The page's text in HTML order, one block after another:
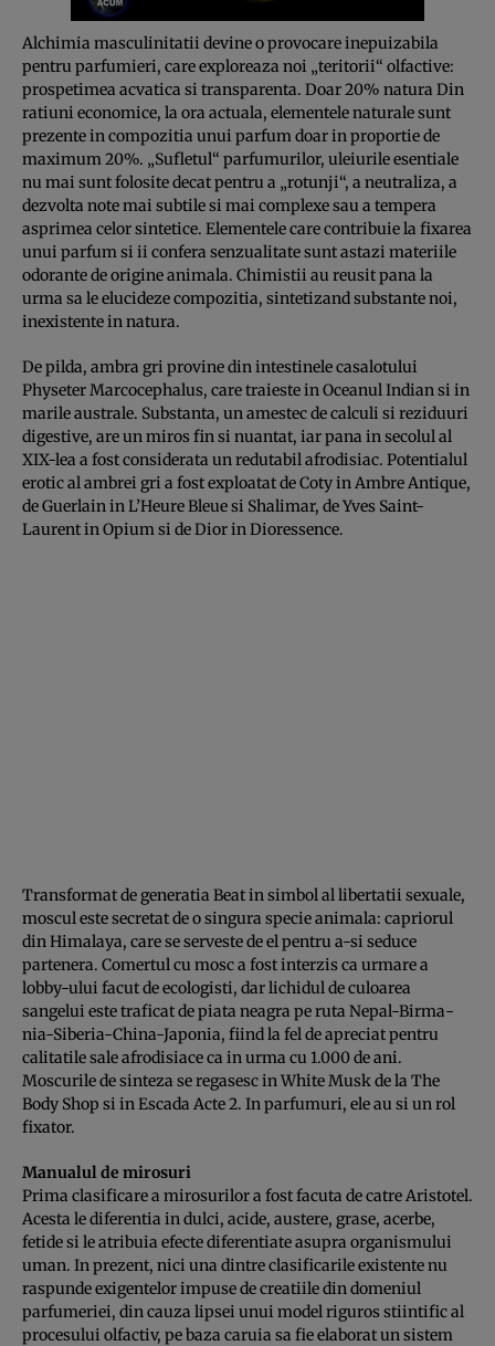
Alchimia masculinitatii devine o pro­vocare inepuizabila
pentru parfumieri, care exploreaza noi „teritorii“ olfac­ti­ve:
prospetimea acvatica si transparenta. Doar 20% natura Din
ratiuni economice, la ora actuala, elementele naturale sunt
prezente in compozitia unui parfum doar in proportie de
maximum 20%. „Sufle­tul“ parfumurilor, uleiurile esentiale
nu mai sunt folosite decat pentru a „rotunji“, a neutraliza, a
dezvolta note mai subtile si mai complexe sau a tempera
asprimea celor sintetice. Elementele care contribuie la fixa­rea
unui parfum si ii confera senzuali­tate sunt astazi materiile
odorante de origine animala. Chimistii au reusit pana la
urma sa le elucideze compozi­tia, sintetizand substante noi,
inexisten­te in natura.
De pilda, ambra gri provine din intestinele casalotului
Physeter Marcocephalus, care traieste in Oceanul Indian si in
marile australe. Substanta, un amestec de calculi si reziduuri
digestive, are un miros fin si nuantat, iar pana in secolul al
XIX-lea a fost considerata un redutabil afrodisiac. Potentialul
erotic al ambrei gri a fost exploatat de Coty in Ambre Antique,
de Guerlain in L’Heure Bleue si Shalimar, de Yves Saint-
Laurent in Opium si de Dior in Dioressence.
Transformat de generatia Beat in simbol al libertatii sexuale,
moscul este secretat de o singura specie animala: capriorul
din Himalaya, care se serveste de el pentru a-si seduce
partenera. Comertul cu mosc a fost interzis ca urmare a
lobby-ului facut de ecologisti, dar lichidul de culoarea
sangelui este traficat de pia­ta neagra pe ruta Nepal-Birma­
nia-Si­beria-Chi­na-Japonia, fiind la fel de apreciat pentru
calitatile sale afrodisiace ca in urma cu 1.000 de ani.
Moscurile de sinteza se regasesc in White Musk de la The
Body Shop si in Escada Acte 2. In parfumuri, ele au si un rol
fixator.
Manualul de mirosuri
Prima clasificare a mirosurilor a fost facuta de catre Aristotel.
Acesta le diferentia in dulci, acide, austere, grase, acerbe,
fetide si le atribuia efecte diferentiate asupra organismului
uman. In prezent, nici una dintre clasificarile existente nu
raspunde exigentelor impuse de creatiile din domeniul
parfumeriei, din cauza lipsei unui model riguros stiintific al
procesului olfactiv, pe baza caruia sa fie elaborat un sistem